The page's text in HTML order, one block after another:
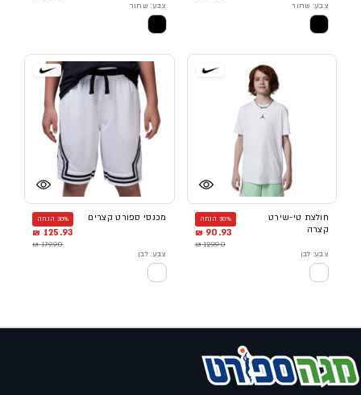
צבע: שחור צבע: שחור
חולצת טי-שירט
קצרה
30% הנחה
90.93 ₪
129.90 ₪
צבע: לבן
מכנסי ספורט קצרים 30% הנחה
125.93 ₪
179.90 ₪
צבע: לבן